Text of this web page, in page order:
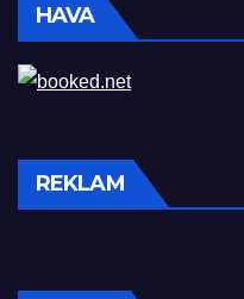
HAVA
REKLAM